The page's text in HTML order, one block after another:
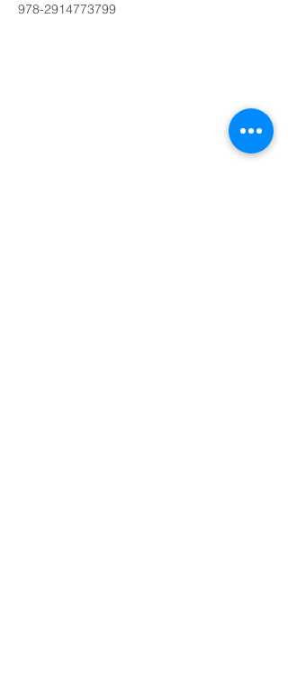
978-2914773799